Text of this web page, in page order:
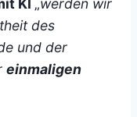
KI „werden wir
des
und der
einmaligen